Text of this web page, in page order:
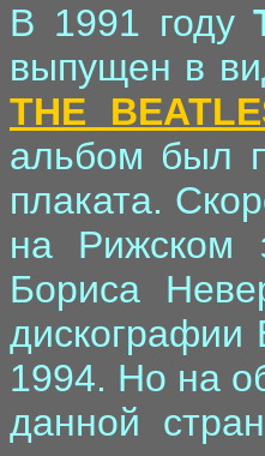
В 1991 году
выпущен в
THE
альбом был
плаката.
на Рижском
Бориса
дискографии
1994. Но на
данной